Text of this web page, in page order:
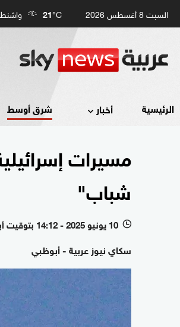
السبت 8 أغسطس 2026 21°C
الرئيسية أخبار شرق أوسط
مسيرات
شباب"
l 10 يونيو 2025 - 14:12 بتوقيت أبوظبي
سكاي نيوز عربية - أبوظبي